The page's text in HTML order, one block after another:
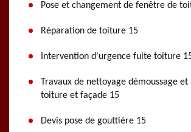
Pose et changement de fenêtre de
Réparation de toiture 15
Intervention d'urgence fuite toiture
Travaux de nettoyage démoussage
toiture et façade 15
Devis pose de gouttière 15